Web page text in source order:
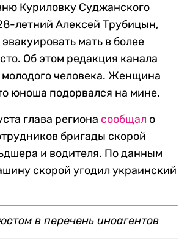
Куриловку Суджанского
летний Алексей Трубицын,
мать в более
Об этом редакция канала
молодого человека. Женщина
юноша подорвался на мине.
глава региона сообщал о
бригады скорой
и водителя. По данным
скорой угодил украинский
в перечень иноагентов